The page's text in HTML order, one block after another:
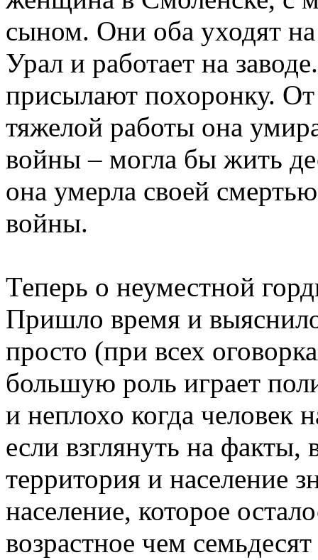
сыном. Они оба уходят на
Урал и работает на
присылают похоронку. От
тяжелой работы она
войны – могла бы жить
она умерла своей
войны.
Теперь о неуместной
Пришло время и
просто (при всех
большую роль играет
и неплохо когда человек
если взглянуть на
территория и население
население, которое
возрастное чем